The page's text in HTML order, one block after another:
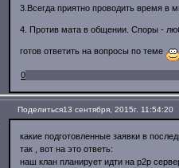
3.Всегда приятно проводить время
4. Против мата в общении. Споры -
готов ответить на вопросы по теме
0
Поделиться13 сентября, 2015г. 11:54:20
какие подготовленные заявки в
так , вот на это ответь:
наш клан планирует идти на р2р